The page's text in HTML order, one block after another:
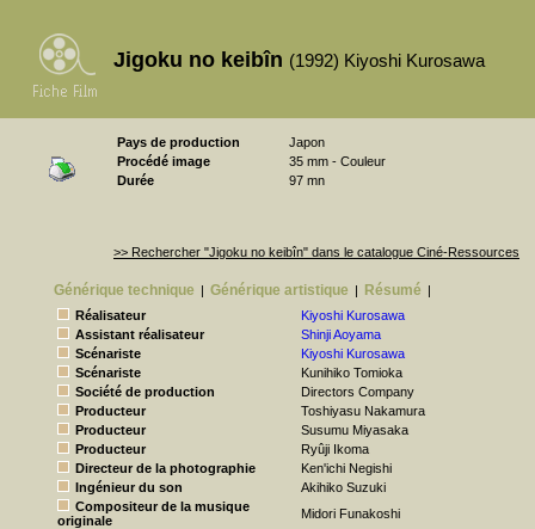
Jigoku no keibîn (1992) Kiyoshi Kurosawa
Pays de production
Japon
Procédé image
35 mm - Couleur
Durée
97 mn
>> Rechercher "Jigoku no keibîn" dans le catalogue Ciné-Ressources
Générique technique | Générique artistique | Résumé |
Réalisateur
Kiyoshi Kurosawa
Assistant réalisateur
Shinji Aoyama
Scénariste
Kiyoshi Kurosawa
Scénariste
Kunihiko Tomioka
Société de production
Directors Company
Producteur
Toshiyasu Nakamura
Producteur
Susumu Miyasaka
Producteur
Ryûji Ikoma
Directeur de la photographie
Ken'ichi Negishi
Ingénieur du son
Akihiko Suzuki
Compositeur de la musique
originale
Midori Funakoshi